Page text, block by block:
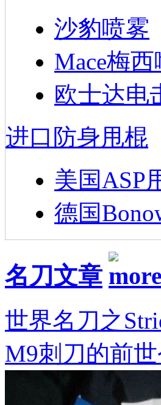
沙豹喷雾
Mace梅
欧士达电
进口防身甩棍
美国ASP
德国
名刀文章
世界名刀之
M9刺刀的前